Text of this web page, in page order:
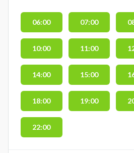
06:00 07:00
10:00 11:00
14:00 15:00
18:00 19:00
22:00